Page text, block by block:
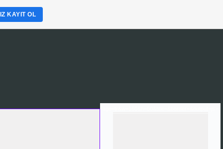
KAYIT OL